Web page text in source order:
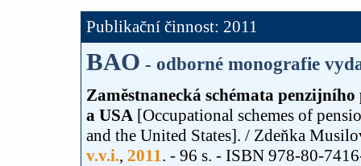
Publikační činnost: 2011
BAO - odborné monografie
Zaměstnanecká schémata
a USA [Occupational schemes of
and the United States]. / Zdeňka
v.v.i., 2011. - 96 s. - ISBN 978-80-